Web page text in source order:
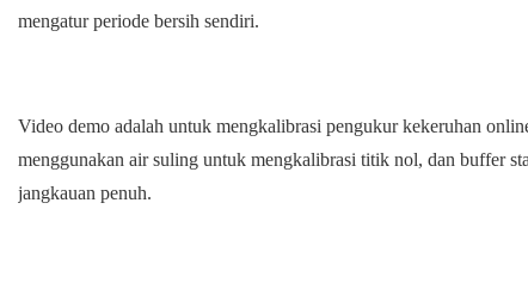
mengatur periode bersih sendiri.
Video demo adalah untuk mengkalibrasi pengukur kekeruhan
menggunakan air suling untuk mengkalibrasi titik nol, dan buffer
jangkauan penuh.